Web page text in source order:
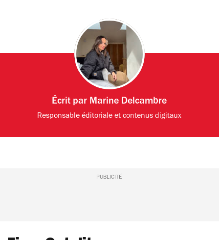
Écrit par Marine Delcambre
Responsable éditoriale et contenus digitaux
PUBLICITÉ